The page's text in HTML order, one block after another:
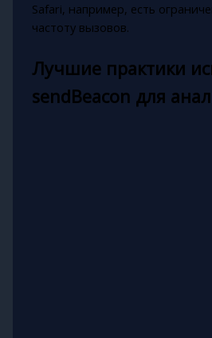
Safari, например, есть
частоту вызовов.
Лучшие практики
sendBeacon для